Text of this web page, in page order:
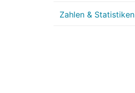
Zahlen & Statistiken